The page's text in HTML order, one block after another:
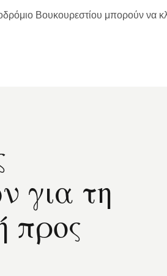
Βουκουρεστίου μπορούν να
για τη
προς